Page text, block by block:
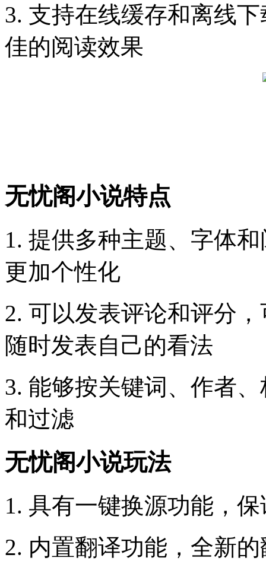
3. 支持在线缓存和离线
佳的阅读效果
无忧阁小说特点
1. 提供多种主题、字体
更加个性化
2. 可以发表评论和评分
随时发表自己的看法
3. 能够按关键词、作者
和过滤
无忧阁小说玩法
1. 具有一键换源功能，
2. 内置翻译功能，全新